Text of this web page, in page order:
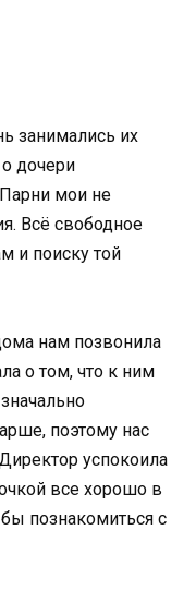
занимались их
дочери
Парни мои не
Всё свободное
и поиску той
нам позвонила
о том, что к ним
поэтому нас
успокоила
все хорошо в
познакомиться с